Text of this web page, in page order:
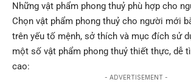
Những vật phẩm phong thuỷ phù hợp cho
Chọn vật phẩm phong thuỷ cho người mới
trên yếu tố mệnh, sở thích và mục đích sử
một số vật phẩm phong thuỷ thiết thực, dễ
cao:
- ADVERTISEMENT -